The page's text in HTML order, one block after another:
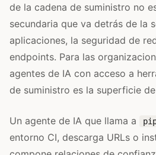
de la cadena de suministro no
secundaria que va detrás de la
aplicaciones, la seguridad de
endpoints. Para las
agentes de IA con acceso a
de suministro es la superficie
Un agente de IA que llama a
entorno CI, descarga URLs o